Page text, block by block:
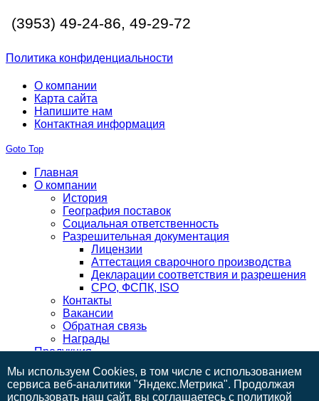
(3953) 49-24-86, 49-29-72
Политика конфиденциальности
О компании
Карта сайта
Напишите нам
Контактная информация
Goto Top
Главная
О компании
История
География поставок
Социальная ответственность
Разрешительная документация
Лицензии
Аттестация сварочного производства
Декларации соответствия и разрешения
СРО, ФСПК, ISO
Контакты
Вакансии
Обратная связь
Награды
Продукция
Готовая продукция
Заказчикам
Техническая оснащенность
Мы используем Cookies, в том числе с использованием
сервиса веб-аналитики "Яндекс.Метрика". Продолжая
использовать наш сайт, вы соглашаетесь с политикой